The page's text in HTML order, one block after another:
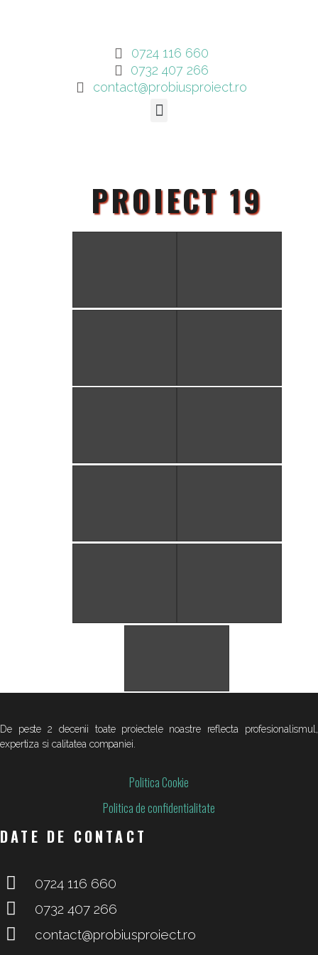
0724 116 660
0732 407 266
contact@probiusproiect.ro
PROIECT 19
De peste 2 decenii toate proiectele noastre reflecta profesionalismul,
expertiza si calitatea companiei.
Politica Cookie
Politica de confidentialitate
DATE DE CONTACT
0724 116 660
0732 407 266
contact@probiusproiect.ro